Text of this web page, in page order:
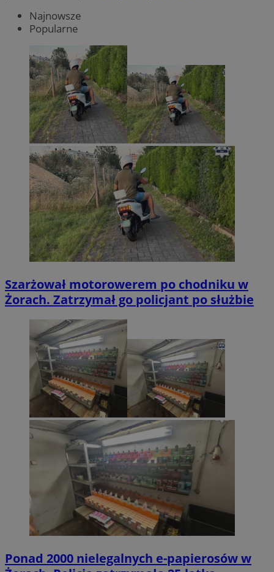
Najnowsze
Popularne
Szarżował motorowerem po chodniku w
Żorach. Zatrzymał go policjant po służbie
Ponad 2000 nielegalnych e-papierosów w